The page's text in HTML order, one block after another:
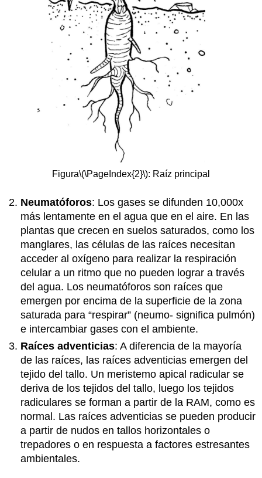
Figura\(\PageIndex{2}\): Raíz principal
Neumatóforos: Los gases se difunden 10,000x
más lentamente en el agua que en el aire. En las
plantas que crecen en suelos saturados, como los
manglares, las células de las raíces necesitan
acceder al oxígeno para realizar la respiración
celular a un ritmo que no pueden lograr a través
del agua. Los neumatóforos son raíces que
emergen por encima de la superficie de la zona
saturada para “respirar” (neumo- significa pulmón)
e intercambiar gases con el ambiente.
Raíces adventicias: A diferencia de la mayoría
de las raíces, las raíces adventicias emergen del
tejido del tallo. Un meristemo apical radicular se
deriva de los tejidos del tallo, luego los tejidos
radiculares se forman a partir de la RAM, como es
normal. Las raíces adventicias se pueden producir
a partir de nudos en tallos horizontales o
trepadores o en respuesta a factores estresantes
ambientales.